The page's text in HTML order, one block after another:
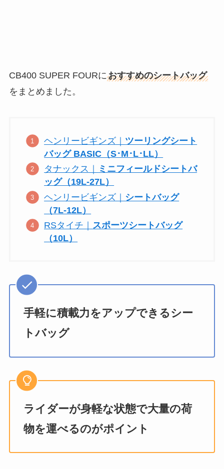
CB400 SUPER FOURにおすすめのシートバッグ
をまとめました。
ヘンリービギンズ｜ ツーリングシート
バッグ BASIC（S･M･L･LL）
タナックス｜
ミニフィールドシートバ
ッグ（19L-27L）
ヘンリービギンズ｜ シートバッグ
（7L-12L）
RSタイチ｜ スポーツシートバッグ
（10L）
手軽に積載力をアップできるシー
トバッグ
ライダーが身軽な状態で大量の荷
物を運べるのがポイント